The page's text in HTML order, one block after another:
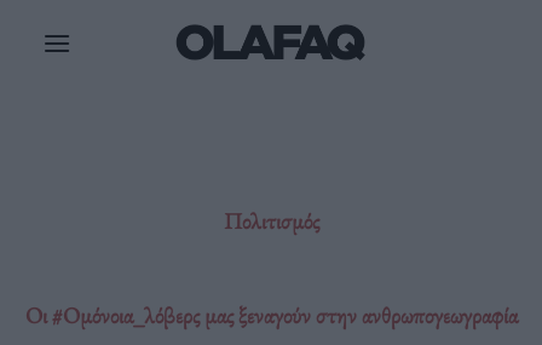
Πολιτισμός
Οι #Oμόνοια_λόβερς μας ξεναγούν στην ανθρωπογεωγραφία